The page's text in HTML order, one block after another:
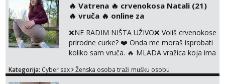
uz slike i hot line pozive. Za vas sam
pripremila i slike s licem u raznim
kombinacijama isto kao i razna videa 😈
Volim kinky stvari i dominaciju 🤫 ...
‎️‍🔥 Vatrena ‎️‍🔥 crvenokosa Natali (21)
‎️‍🔥 vruča‎ ️‍🔥 online za
❌NE RADIM NIŠTA UŽIVO❌ Voliš crvenokose
prirodne curke? ❤️ Onda me moraš isprobati
koliko sam vruča.‎ ️‍🔥 MLADA vražica koja ima
prljave i u svemu vidim samo užitak. 💦 U
Kategorija: Cyber sex Ženska osoba traži mušku osobu